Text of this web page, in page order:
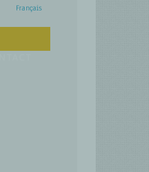
Français